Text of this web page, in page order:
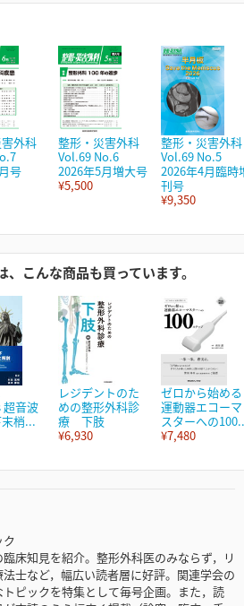
外科
号
整形・災害外科
Vol.69 No.6
2026年5月増大号
¥5,500
整形・災害外科
Vol.69 No.5
2026年4月臨時
刊号
¥9,350
こんな商品も買っています。
音波
梢...
レジデントのた
めの整形外科診
療 下肢
¥6,930
ゼロから始める
運動器エコーマ
スターへの
¥7,480
ク
床知見を紹介。整形外科医のみならず，リ
士など，幅広い読者層に好評。関連学会の
ピックを特集として毎号企画。また，読